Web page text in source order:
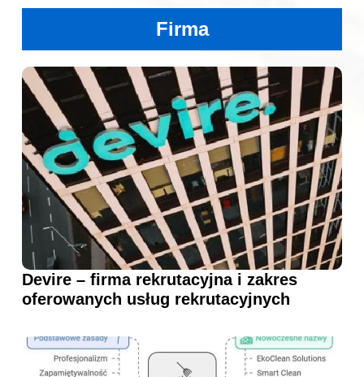
Firma
Devire – firma rekrutacyjna i zakres
oferowanych usług rekrutacyjnych